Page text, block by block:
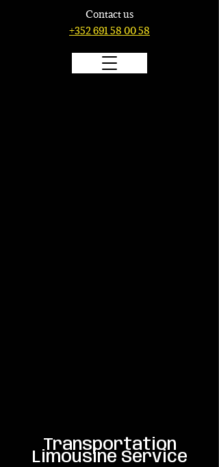
Contact us
+352 691 58 00 58
Transportation
Limousine Service